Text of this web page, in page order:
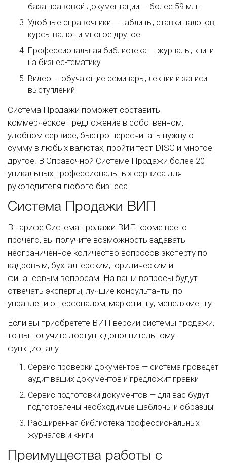
база правовой документации — более 59 млн
Удобные справочники — таблицы, ставки налогов,
курсы валют и многое другое
Профессиональная библиотека — журналы, книги
на бизнес-тематику
Видео — обучающие семинары, лекции и записи
выступлений
Система Продажи поможет составить
коммерческое предложение в собственном,
удобном сервисе, быстро пересчитать нужную
сумму в любых валютах, пройти тест DISC и многое
другое. В Справочной Системе Продажи более 20
уникальных профессиональных сервиса для
руководителя любого бизнеса.
Система Продажи ВИП
В тарифе Система продажи ВИП кроме всего
прочего, вы получите возможность задавать
неограниченное количество вопросов эксперту по
кадровым, бухгалтерским, юридическим и
финансовым вопросам. На ваши вопросы будут
отвечать эксперты, лучшие консультанты по
управлению персоналом, маркетингу, менеджменту.
Если вы приобретете ВИП версии системы продажи,
то вы получите доступ к дополнительному
функционалу:
Сервис проверки документов — система проведет
аудит ваших документов и предложит правки
Сервис подготовки документов — для вас будут
подготовлены необходимые шаблоны и образцы
Расширенная библиотека профессиональных
журналов и книги
Преимущества работы с